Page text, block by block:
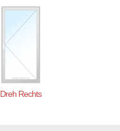
Dreh Rechts